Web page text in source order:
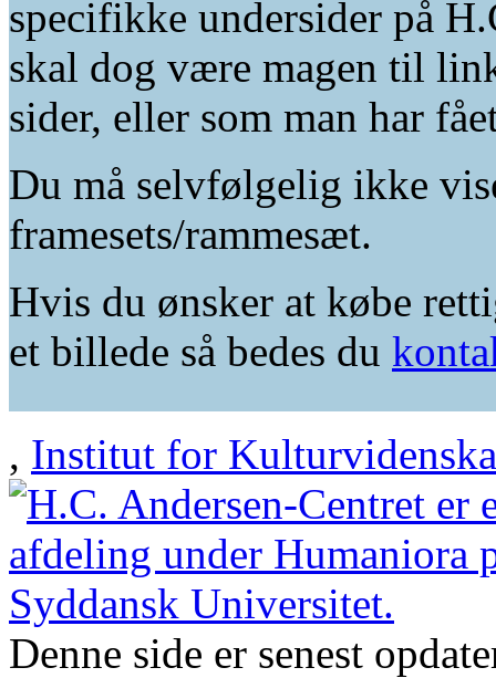
specifikke undersider på
skal dog være magen til
sider, eller som man har
Du må selvfølgelig ikke
framesets/rammesæt.
Hvis du ønsker at købe
et billede så bedes du
, Institut for
Denne side er senest